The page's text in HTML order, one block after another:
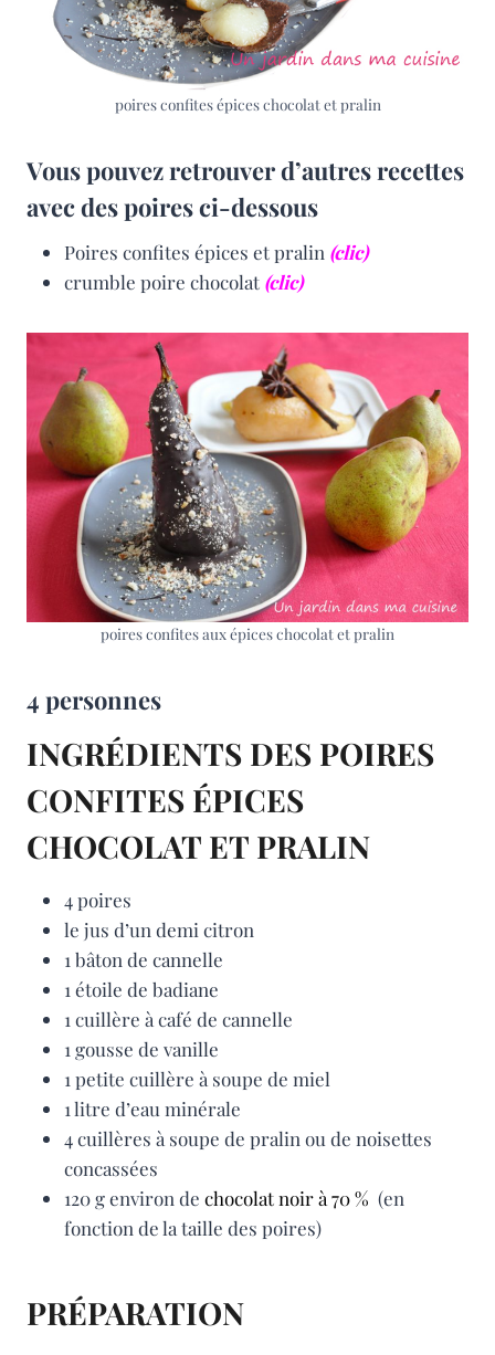
poires confites épices chocolat et pralin
Vous pouvez retrouver d’autres recettes
avec des poires ci-dessous
Poires confites épices et pralin (clic)
crumble poire chocolat (clic)
poires confites aux épices chocolat et pralin
4 personnes
INGRÉDIENTS DES POIRES
CONFITES ÉPICES
CHOCOLAT ET PRALIN
4 poires
le jus d’un demi citron
1 bâton de cannelle
1 étoile de badiane
1 cuillère à café de cannelle
1 gousse de vanille
1 petite cuillère à soupe de miel
1 litre d’eau minérale
4 cuillères à soupe de pralin ou de noisettes
concassées
120 g environ de chocolat noir à 70 % (en
fonction de la taille des poires)
PRÉPARATION